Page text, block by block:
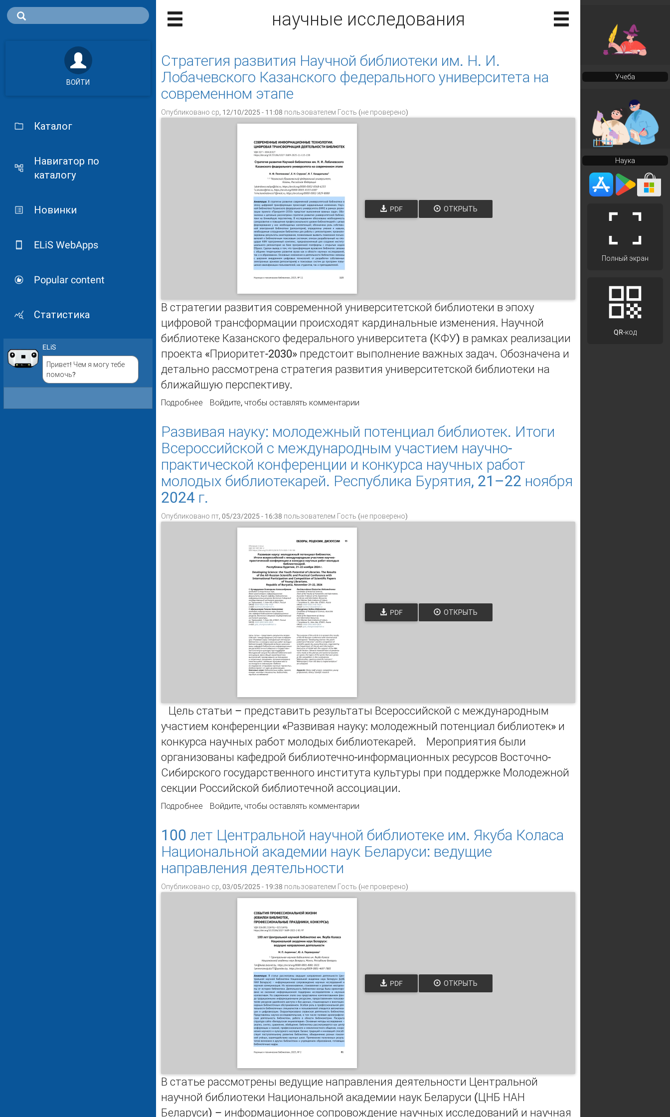
ВОЙТИ
Каталог
Навигатор по
каталогу
Новинки
ELiS WebApps
Popular content
Статистика
ELiS
Привет! Чем я могу тебе
помочь?
научные исследования
Стратегия развития Научной библиотеки им. Н. И.
Лобачевского Казанского федерального университета на
современном этапе
Опубликовано ср, 12/10/2025 - 11:08 пользователем Гость (не проверено)
PDF ОТКРЫТЬ
В стратегии развития современной университетской библиотеки в эпоху
цифровой трансформации происходят кардинальные изменения. Научной
библиотеке Казанского федерального университета (КФУ) в рамках реализации
проекта «Приоритет-2030» предстоит выполнение важных задач. Обозначена и
детально рассмотрена стратегия развития университетской библиотеки на
ближайшую перспективу.
Подробнее о Стратегия развития Научной библиотеки им. Н. И. Лобачевского Казанского федерального
Войдите, чтобы оставлять комментарии
Развивая науку: молодежный потенциал библиотек. Итоги
Всероссийской с международным участием научно-
практической конференции и конкурса научных работ
молодых библиотекарей. Республика Бурятия, 21–22 ноября
2024 г.
Опубликовано пт, 05/23/2025 - 16:38 пользователем Гость (не проверено)
PDF ОТКРЫТЬ
Цель статьи – представить результаты Всероссийской с международным
участием конференции «Развивая науку: молодежный потенциал библиотек» и
конкурса научных работ молодых библиотекарей. Мероприятия были
организованы кафедрой библиотечно-информационных ресурсов Восточно-
Сибирского государственного института культуры при поддержке Молодежной
секции Российской библиотечной ассоциации.
Подробнее о Развивая науку: молодежный потенциал библиотек. Итоги Всероссийской с международным
Республика Бурятия, 21–22 ноября 2024 г.
Войдите, чтобы оставлять комментарии
100 лет Центральной научной библиотеке им. Якуба Коласа
Национальной академии наук Беларуси: ведущие
направления деятельности
Опубликовано ср, 03/05/2025 - 19:38 пользователем Гость (не проверено)
PDF ОТКРЫТЬ
В статье рассмотрены ведущие направления деятельности Центральной
научной библиотеки Национальной академии наук Беларуси (ЦНБ НАН
Беларуси) – информационное сопровождение научных исследований и научная
Учеба
Наука
Полный экран
QR-код